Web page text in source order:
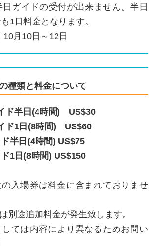
ガイドの受付が出来ません。半日
1日料金となります。
10月10日～12日
種類と料金について
ド半日(4時間) US$30
ド1日(8時間) US$60
半日(4時間) US$75
1日(8時間) US$150
入場券は料金に含まれておりませ
別途追加料金が発生致します。
ては内容により異なるためお問い